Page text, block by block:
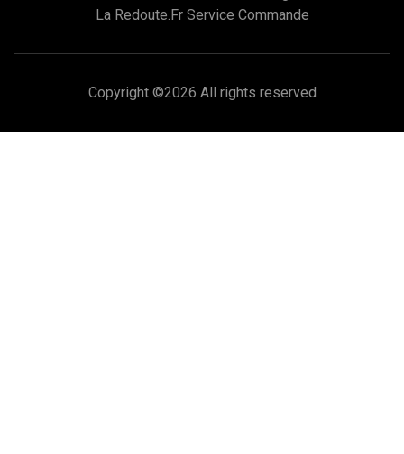
La Redoute.fr Service Commande
Copyright ©2026 All rights reserved